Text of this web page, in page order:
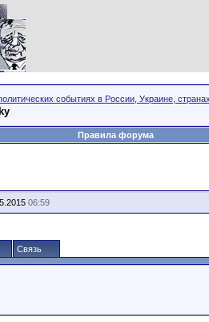
событиях в России, Украине,
Правила форума
06:59
Связь